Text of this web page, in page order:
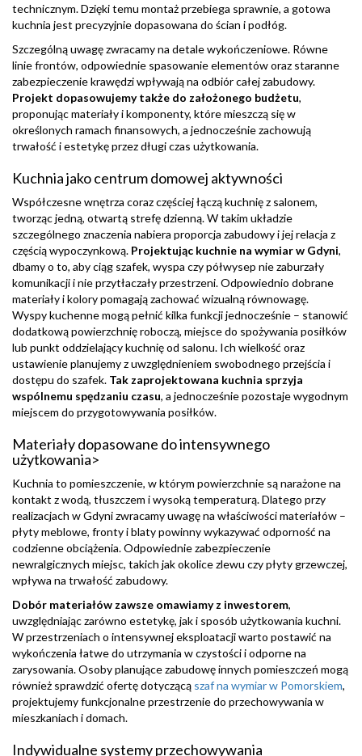
technicznym. Dzięki temu montaż przebiega sprawnie, a gotowa
kuchnia jest precyzyjnie dopasowana do ścian i podłóg.
Szczególną uwagę zwracamy na detale wykończeniowe. Równe
linie frontów, odpowiednie spasowanie elementów oraz staranne
zabezpieczenie krawędzi wpływają na odbiór całej zabudowy.
Projekt dopasowujemy także do założonego budżetu,
proponując materiały i komponenty, które mieszczą się w
określonych ramach finansowych, a jednocześnie zachowują
trwałość i estetykę przez długi czas użytkowania.
Kuchnia jako centrum domowej aktywności
Współczesne wnętrza coraz częściej łączą kuchnię z salonem,
tworząc jedną, otwartą strefę dzienną. W takim układzie
szczególnego znaczenia nabiera proporcja zabudowy i jej relacja z
częścią wypoczynkową. Projektując kuchnie na wymiar w Gdyni,
dbamy o to, aby ciąg szafek, wyspa czy półwysep nie zaburzały
komunikacji i nie przytłaczały przestrzeni. Odpowiednio dobrane
materiały i kolory pomagają zachować wizualną równowagę.
Wyspy kuchenne mogą pełnić kilka funkcji jednocześnie – stanowić
dodatkową powierzchnię roboczą, miejsce do spożywania posiłków
lub punkt oddzielający kuchnię od salonu. Ich wielkość oraz
ustawienie planujemy z uwzględnieniem swobodnego przejścia i
dostępu do szafek. Tak zaprojektowana kuchnia sprzyja
wspólnemu spędzaniu czasu, a jednocześnie pozostaje wygodnym
miejscem do przygotowywania posiłków.
Materiały dopasowane do intensywnego
użytkowania>
Kuchnia to pomieszczenie, w którym powierzchnie są narażone na
kontakt z wodą, tłuszczem i wysoką temperaturą. Dlatego przy
realizacjach w Gdyni zwracamy uwagę na właściwości materiałów –
płyty meblowe, fronty i blaty powinny wykazywać odporność na
codzienne obciążenia. Odpowiednie zabezpieczenie
newralgicznych miejsc, takich jak okolice zlewu czy płyty grzewczej,
wpływa na trwałość zabudowy.
Dobór materiałów zawsze omawiamy z inwestorem,
uwzględniając zarówno estetykę, jak i sposób użytkowania kuchni.
W przestrzeniach o intensywnej eksploatacji warto postawić na
wykończenia łatwe do utrzymania w czystości i odporne na
zarysowania. Osoby planujące zabudowę innych pomieszczeń mogą
również sprawdzić ofertę dotyczącą szaf na wymiar w Pomorskiem,
projektujemy funkcjonalne przestrzenie do przechowywania w
mieszkaniach i domach.
Indywidualne systemy przechowywania